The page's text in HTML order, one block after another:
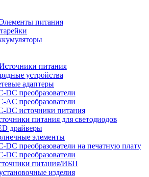
питания
питания
устройства
адаптеры
DC преобразователи
AC преобразователи
DC источники питания
питания для светодиодов
драйверы
элементы
DC преобразователи на печатную плату
DC преобразователи
питания/ИБП
изделия